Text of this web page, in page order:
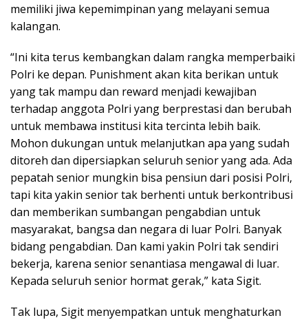
memiliki jiwa kepemimpinan yang melayani semua
kalangan.
“Ini kita terus kembangkan dalam rangka memperbaiki
Polri ke depan. Punishment akan kita berikan untuk
yang tak mampu dan reward menjadi kewajiban
terhadap anggota Polri yang berprestasi dan berubah
untuk membawa institusi kita tercinta lebih baik.
Mohon dukungan untuk melanjutkan apa yang sudah
ditoreh dan dipersiapkan seluruh senior yang ada. Ada
pepatah senior mungkin bisa pensiun dari posisi Polri,
tapi kita yakin senior tak berhenti untuk berkontribusi
dan memberikan sumbangan pengabdian untuk
masyarakat, bangsa dan negara di luar Polri. Banyak
bidang pengabdian. Dan kami yakin Polri tak sendiri
bekerja, karena senior senantiasa mengawal di luar.
Kepada seluruh senior hormat gerak,” kata Sigit.
Tak lupa, Sigit menyempatkan untuk menghaturkan